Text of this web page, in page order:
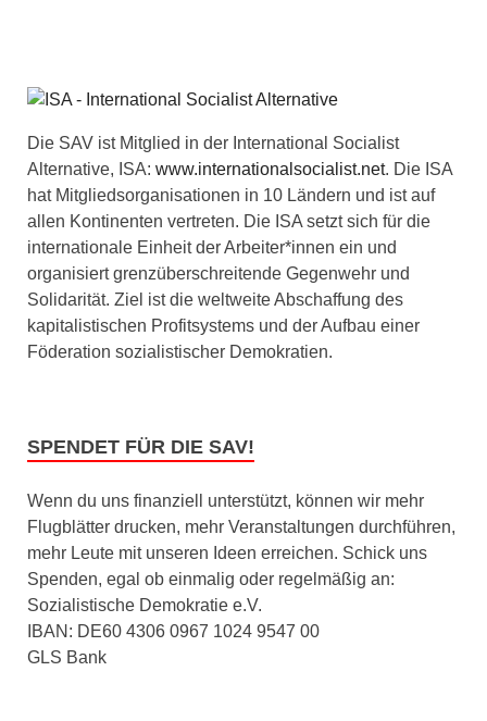
Die SAV ist Mitglied in der International Socialist
Alternative, ISA: www.internationalsocialist.net. Die ISA
hat Mitgliedsorganisationen in 10 Ländern und ist auf
allen Kontinenten vertreten. Die ISA setzt sich für die
internationale Einheit der Arbeiter*innen ein und
organisiert grenzüberschreitende Gegenwehr und
Solidarität. Ziel ist die weltweite Abschaffung des
kapitalistischen Profitsystems und der Aufbau einer
Föderation sozialistischer Demokratien.
SPENDET FÜR DIE SAV!
Wenn du uns finanziell unterstützt, können wir mehr
Flugblätter drucken, mehr Veranstaltungen durchführen,
mehr Leute mit unseren Ideen erreichen. Schick uns
Spenden, egal ob einmalig oder regelmäßig an:
Sozialistische Demokratie e.V.
IBAN: DE60 4306 0967 1024 9547 00
GLS Bank